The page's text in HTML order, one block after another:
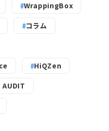
WrappingBox
コラム
HiQZen
AUDIT